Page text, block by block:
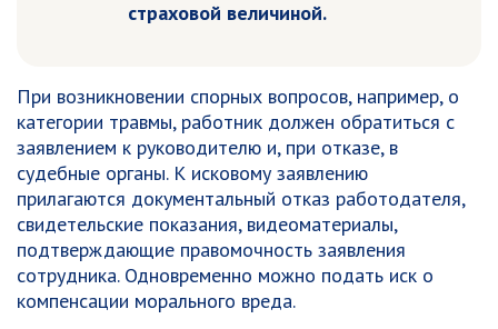
страховой величиной.
При возникновении спорных вопросов, например, о
категории травмы, работник должен обратиться с
заявлением к руководителю и, при отказе, в
судебные органы. К исковому заявлению
прилагаются документальный отказ работодателя,
свидетельские показания, видеоматериалы,
подтверждающие правомочность заявления
сотрудника. Одновременно можно подать иск о
компенсации морального вреда.